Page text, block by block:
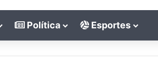
Política Esportes